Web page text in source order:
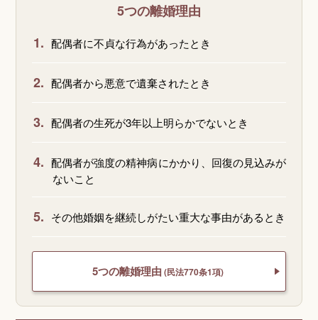
5つの離婚理由
1. 配偶者に不貞な行為があったとき
2. 配偶者から悪意で遺棄されたとき
3. 配偶者の生死が3年以上明らかでないとき
4. 配偶者が強度の精神病にかかり、回復の見込みが
ないこと
5. その他婚姻を継続しがたい重大な事由があるとき
5つの離婚理由 (民法770条1項)